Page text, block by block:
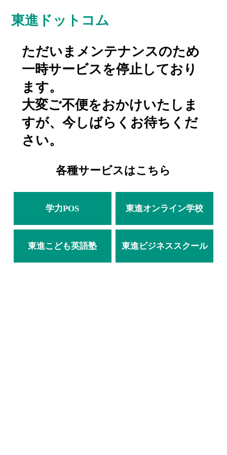
東進ドットコム
ただいまメンテナンスのため
一時サービスを停止しており
ます。
大変ご不便をおかけいたしま
すが、今しばらくお待ちくだ
さい。
各種サービスはこちら
学力POS 東進オンライン学校
東進こども英語塾 東進ビジネススクール